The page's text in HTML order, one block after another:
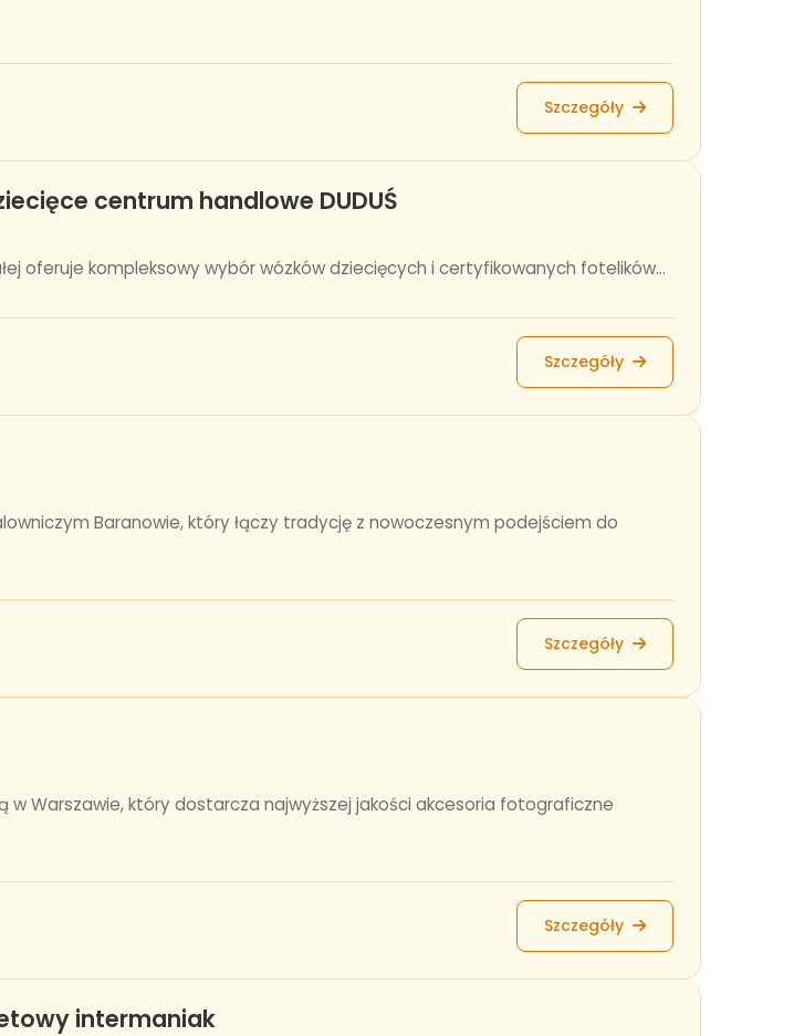
Szczegóły
centrum handlowe DUDUŚ
oferuje kompleksowy wybór wózków dziecięcych i certyfikowanych fotelików...
Szczegóły
Baranowie, który łączy tradycję z nowoczesnym podejściem do
Szczegóły
Warszawie, który dostarcza najwyższej jakości akcesoria fotograficzne
Szczegóły
intermaniak